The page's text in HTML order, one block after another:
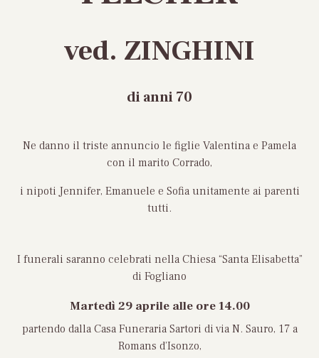
ved. ZINGHINI
di anni 70
Ne danno il triste annuncio le figlie Valentina e Pamela
con il marito Corrado,
i nipoti Jennifer, Emanuele e Sofia unitamente ai parenti
tutti.
I funerali saranno celebrati nella Chiesa “Santa Elisabetta”
di Fogliano
Martedì 29 aprile alle ore 14.00
partendo dalla Casa Funeraria Sartori di via N. Sauro, 17 a
Romans d’Isonzo,